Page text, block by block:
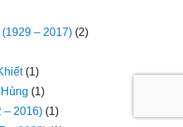
– 2017) (2)
(1)
(1)
– 2016) (1)